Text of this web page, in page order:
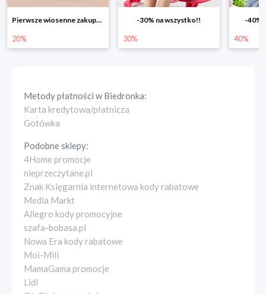
Pierwsze wiosenne zakupy -20%
20%
-30% na wszystko!!
30%
-40%
40%
Metody płatności wBiedronka:
Karta kredytowa/płatnicza
Gotówka
Podobne sklepy:
4Home promocje
nieprzeczytane.pl
Znak Księgarnia internetowa kody rabatowe
Media Markt
Allegro kody promocyjne
szafa-bobasa.pl
Nowa Era kody rabatowe
Moi-Mili
MamaGama promocje
Lidl